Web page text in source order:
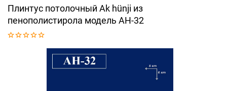
Плинтус потолочный Ak hünji из
пенополистирола модель AH-32